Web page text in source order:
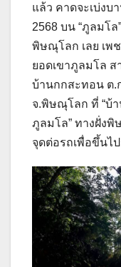
แล้ว คาดจะเบ่งบ
2568 บน “ภูลมโ
พิษณุโลก เลย เพ
ยอดเขาภูลมโล ส
บ้านกกสะทอน ต.
จ.พิษณุโลก ที่ “บ้า
ภูลมโล” ทางฝั่งพิ
จุดต่อรถเพื่อขึ้นไ